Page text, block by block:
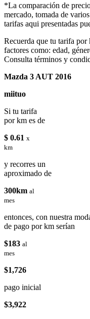
*La comparación de
mercado, tomada de
tarifas aqui presentadas
Recuerda que tu tarifa por
factores como: edad,
Consulta términos y
Mazda 3 AUT 2016
miituo
Si tu tarifa
por km es de
$ 0.61 x
km
y recorres un
aproximado de
300km al
mes
entonces, con nuestra
de pago por km serían
$183 al
mes
$1,726
pago inicial
$3,922